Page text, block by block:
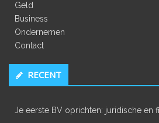
Geld
Business
Ondernemen
Contact
RECENT
Je eerste BV oprichten: juridische en